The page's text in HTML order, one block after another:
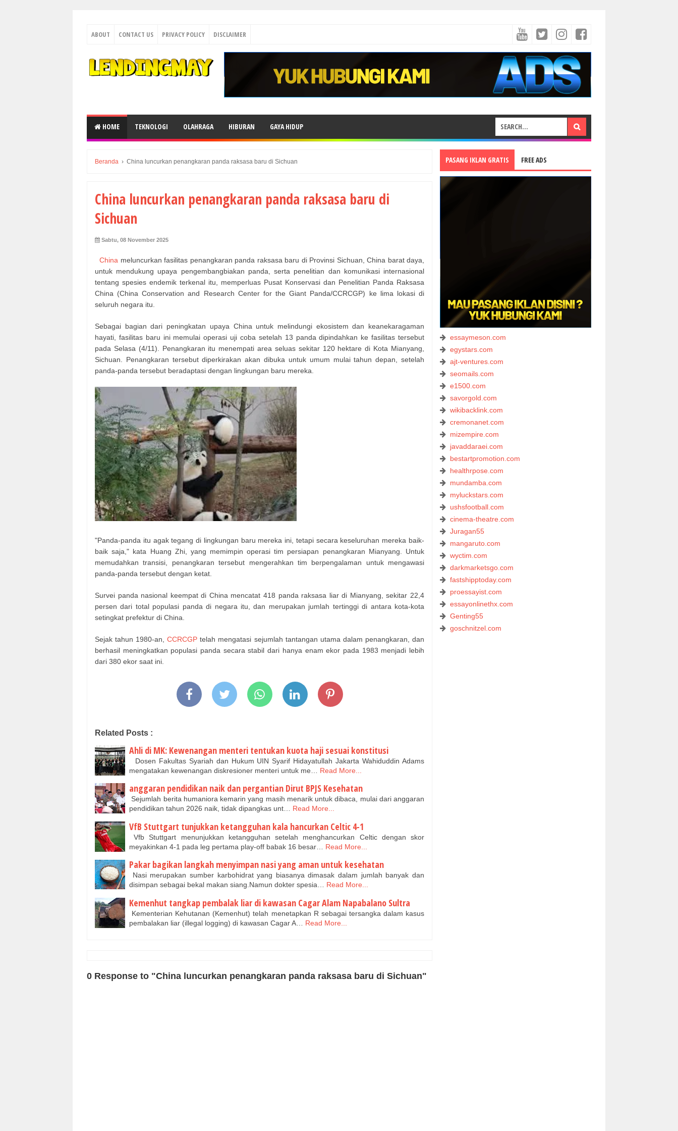
ABOUT CONTACT US PRIVACY POLICY DISCLAIMER
HOME TEKNOLOGI OLAHRAGA HIBURAN GAYA HIDUP
Beranda › China luncurkan penangkaran panda raksasa baru di Sichuan
China luncurkan penangkaran panda raksasa baru di
Sichuan
Sabtu, 08 November 2025
China meluncurkan fasilitas penangkaran panda raksasa baru di Provinsi Sichuan, China barat daya,
untuk mendukung upaya pengembangbiakan panda, serta penelitian dan komunikasi internasional
tentang spesies endemik terkenal itu, memperluas Pusat Konservasi dan Penelitian Panda Raksasa
China (China Conservation and Research Center for the Giant Panda/CCRCGP) ke lima lokasi di
seluruh negara itu.
Sebagai bagian dari peningkatan upaya China untuk melindungi ekosistem dan keanekaragaman
hayati, fasilitas baru ini memulai operasi uji coba setelah 13 panda dipindahkan ke fasilitas tersebut
pada Selasa (4/11). Penangkaran itu menempati area seluas sekitar 120 hektare di Kota Mianyang,
Sichuan. Penangkaran tersebut diperkirakan akan dibuka untuk umum mulai tahun depan, setelah
panda-panda tersebut beradaptasi dengan lingkungan baru mereka.
"Panda-panda itu agak tegang di lingkungan baru mereka ini, tetapi secara keseluruhan mereka baik-
baik saja," kata Huang Zhi, yang memimpin operasi tim persiapan penangkaran Mianyang. Untuk
memudahkan transisi, penangkaran tersebut mengerahkan tim berpengalaman untuk mengawasi
panda-panda tersebut dengan ketat.
Survei panda nasional keempat di China mencatat 418 panda raksasa liar di Mianyang, sekitar 22,4
persen dari total populasi panda di negara itu, dan merupakan jumlah tertinggi di antara kota-kota
setingkat prefektur di China.
Sejak tahun 1980-an,CCRCGP telah mengatasi sejumlah tantangan utama dalam penangkaran, dan
berhasil meningkatkan populasi panda secara stabil dari hanya enam ekor pada 1983 menjadi lebih
dari 380 ekor saat ini.
Related Posts :
Ahli di MK: Kewenangan menteri tentukan kuota haji sesuai konstitusi
Dosen Fakultas Syariah dan Hukum UIN Syarif Hidayatullah Jakarta Wahiduddin Adams
mengatakan kewenangan diskresioner menteri untuk me…
Read More...
anggaran pendidikan naik dan pergantian Dirut BPJS Kesehatan
Sejumlah berita humaniora kemarin yang masih menarik untuk dibaca, mulai dari anggaran
pendidikan tahun 2026 naik, tidak dipangkas unt… Read More...
VfB Stuttgart tunjukkan ketangguhan kala hancurkan Celtic 4-1
Vfb Stuttgart menunjukkan ketangguhan setelah menghancurkan Celtic dengan skor
meyakinkan 4-1 pada leg pertama play-off babak 16 besar…
Read More...
Pakar bagikan langkah menyimpan nasi yang aman untuk kesehatan
Nasi merupakan sumber karbohidrat yang biasanya dimasak dalam jumlah banyak dan
disimpan sebagai bekal makan siang.Namun dokter spesia… Read More...
Kemenhut tangkap pembalak liar di kawasan Cagar Alam Napabalano Sultra
Kementerian Kehutanan (Kemenhut) telah menetapkan R sebagai tersangka dalam kasus
pembalakan liar (illegal logging) di kawasan Cagar A…
Read More...
0 Response to "China luncurkan penangkaran panda raksasa baru di Sichuan"
PASANG IKLAN GRATIS FREE ADS
essaymeson.com
egystars.com
ajt-ventures.com
seomails.com
e1500.com
savorgold.com
wikibacklink.com
cremonanet.com
mizempire.com
javaddaraei.com
bestartpromotion.com
healthrpose.com
mundamba.com
myluckstars.com
ushsfootball.com
cinema-theatre.com
Juragan55
mangaruto.com
wyctim.com
darkmarketsgo.com
fastshipptoday.com
proessayist.com
essayonlinethx.com
Genting55
goschnitzel.com